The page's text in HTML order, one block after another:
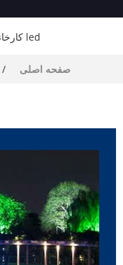
صفحه اصلی